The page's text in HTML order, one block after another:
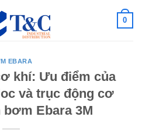
0
EBARA
khí: Ưu điểm của
và trục động cơ
bơm Ebara 3M